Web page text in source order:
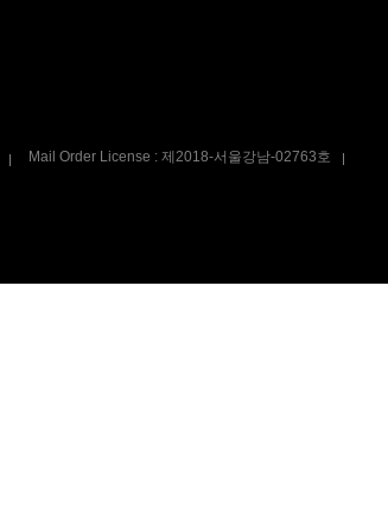
Mail Order License : 제2018-서울강남-02763호